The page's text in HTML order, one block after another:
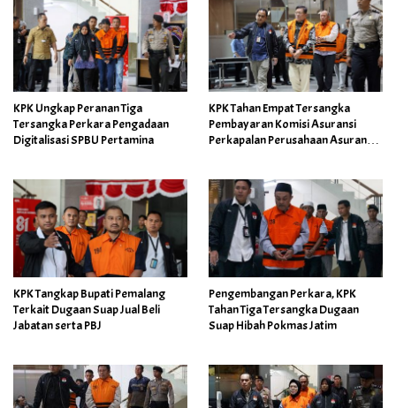
KPK Ungkap Peranan Tiga
Tersangka Perkara Pengadaan
Digitalisasi SPBU Pertamina
KPK Tahan Empat Tersangka
Pembayaran Komisi Asuransi
Perkapalan Perusahaan Asuransi
KPK Tangkap Bupati Pemalang
Terkait Dugaan Suap Jual Beli
Jabatan serta PBJ
Pengembangan Perkara, KPK
Tahan Tiga Tersangka Dugaan
Suap Hibah Pokmas Jatim